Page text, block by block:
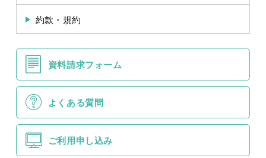
約款・規約
資料請求フォーム
よくある質問
ご利用申し込み